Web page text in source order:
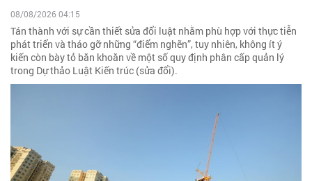
08/08/2026 04:15
Tán thành với sự cần thiết sửa đổi luật nhằm phù hợp với thực tiễn
phát triển và tháo gỡ những “điểm nghẽn”, tuy nhiên, không ít ý
kiến còn bày tỏ băn khoăn về một số quy định phân cấp quản lý
trong Dự thảo Luật Kiến trúc (sửa đổi).